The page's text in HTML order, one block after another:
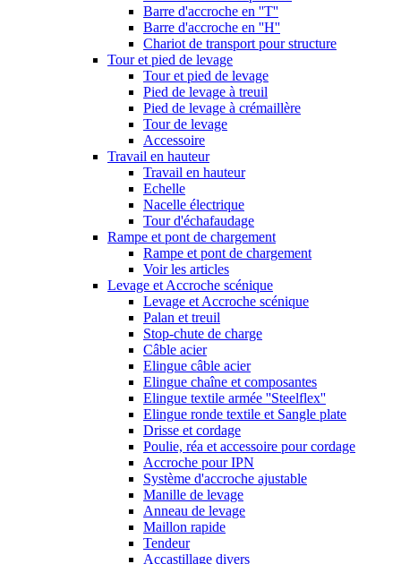
Barre d'accroche en ''T''
Barre d'accroche en ''H''
Chariot de transport pour structure
Tour et pied de levage
Tour et pied de levage
Pied de levage à treuil
Pied de levage à crémaillère
Tour de levage
Accessoire
Travail en hauteur
Travail en hauteur
Echelle
Nacelle électrique
Tour d'échafaudage
Rampe et pont de chargement
Rampe et pont de chargement
Voir les articles
Levage et Accroche scénique
Levage et Accroche scénique
Palan et treuil
Stop-chute de charge
Câble acier
Elingue câble acier
Elingue chaîne et composantes
Elingue textile armée ''Steelflex''
Elingue ronde textile et Sangle plate
Drisse et cordage
Poulie, réa et accessoire pour cordage
Accroche pour IPN
Système d'accroche ajustable
Manille de levage
Anneau de levage
Maillon rapide
Tendeur
Accastillage divers